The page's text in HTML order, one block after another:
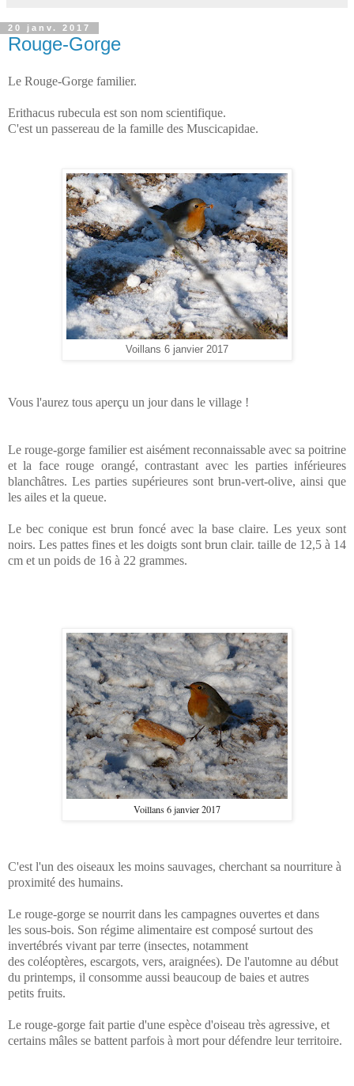
20 janv. 2017
Rouge-Gorge
Le Rouge-Gorge familier.
Erithacus rubecula est son nom scientifique.
C'est un passereau de la famille des Muscicapidae.
Voillans 6 janvier 2017
Vous l'aurez tous aperçu un jour dans le village !
Le rouge-gorge familier est aisément reconnaissable avec sa poitrine
et la face rouge orangé, contrastant avec les parties inférieures
blanchâtres. Les parties supérieures sont brun-vert-olive, ainsi que
les ailes et la queue.
Le bec conique est brun foncé avec la base claire. Les yeux sont
noirs. Les pattes fines et les doigts sont brun clair. taille de 12,5 à 14
cm et un poids de 16 à 22 grammes.
Voillans 6 janvier 2017
C'est l'un des oiseaux les moins sauvages, cherchant sa nourriture à
proximité des humains.
Le rouge-gorge se nourrit dans les campagnes ouvertes et dans
les sous-bois. Son régime alimentaire est composé surtout des
invertébrés vivant par terre (insectes, notamment
des coléoptères, escargots, vers, araignées). De l'automne au début
du printemps, il consomme aussi beaucoup de baies et autres
petits fruits.
Le rouge-gorge fait partie d'une espèce d'oiseau très agressive, et
certains mâles se battent parfois à mort pour défendre leur territoire.